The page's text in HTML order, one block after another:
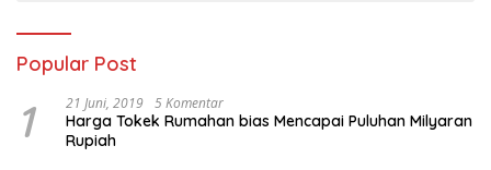
Popular Post
1 21 Juni, 2019 5 Komentar
Harga Tokek Rumahan bias Mencapai Puluhan Milyaran
Rupiah